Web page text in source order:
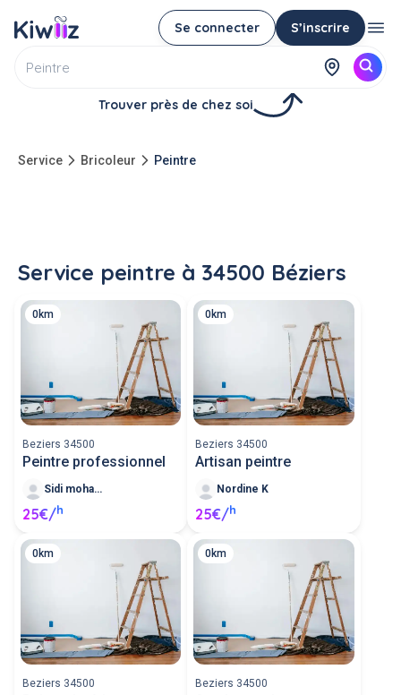
Se connecter S’inscrire
Trouver près de chez soi
Service Bricoleur Peintre
Service peintre à 34500 Béziers
0km
Beziers 34500
Peintre professionnel
Sidi mohamed T
25€/h
0km
Beziers 34500
Artisan peintre
Nordine K
25€/h
0km
Beziers 34500
0km
Beziers 34500